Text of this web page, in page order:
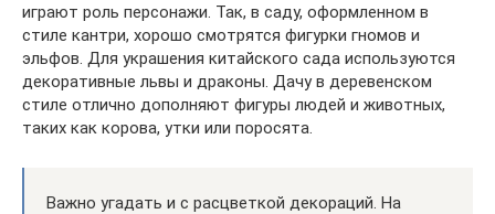
играют роль персонажи. Так, в саду, оформленном в
стиле кантри, хорошо смотрятся фигурки гномов и
эльфов. Для украшения китайского сада используются
декоративные львы и драконы. Дачу в деревенском
стиле отлично дополняют фигуры людей и животных,
таких как корова, утки или поросята.
Важно угадать и с расцветкой декораций. На